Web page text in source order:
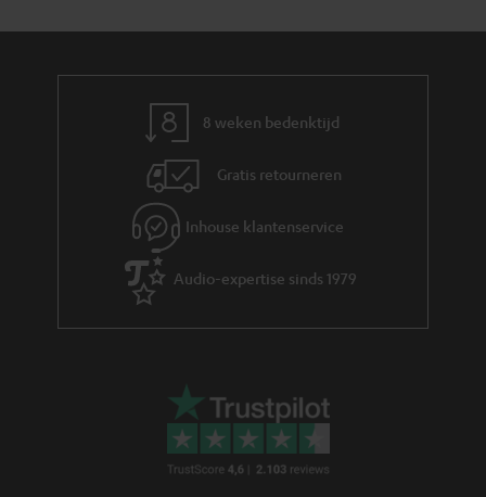
r
8 weken bedenktijd
Gratis retourneren
Inhouse klantenservice
Audio-expertise sinds 1979